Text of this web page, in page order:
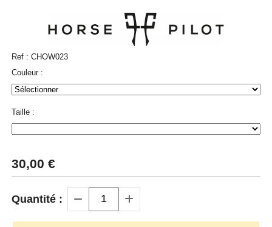
Ref : CHOW023
Couleur :
Taille :
30,00 €
Quantité :